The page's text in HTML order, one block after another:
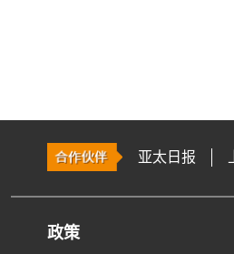
亚太日报
政策